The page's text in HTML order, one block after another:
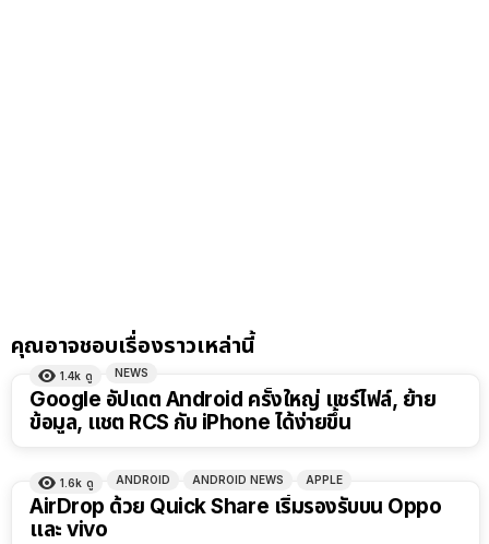
คุณอาจชอบเรื่องราวเหล่านี้
1.4k ดู NEWS
Google อัปเดต Android ครั้งใหญ่ แชร์ไฟล์, ย้าย
ข้อมูล, แชต RCS กับ iPhone ได้ง่ายขึ้น
1.6k ดู ANDROID ANDROID NEWS APPLE
AirDrop ด้วย Quick Share เริ่มรองรับบน Oppo
และ vivo